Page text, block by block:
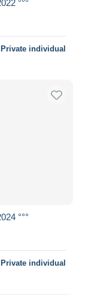
°°°
Private individual
°°°
Private individual